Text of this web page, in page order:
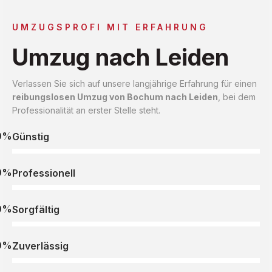
UMZUGSPROFI MIT ERFAHRUNG
Umzug nach Leiden
Verlassen Sie sich auf unsere langjährige Erfahrung für einen
reibungslosen Umzug von Bochum nach Leiden , bei dem
Professionalität an erster Stelle steht.
Günstig
Professionell
Sorgfältig
Zuverlässig